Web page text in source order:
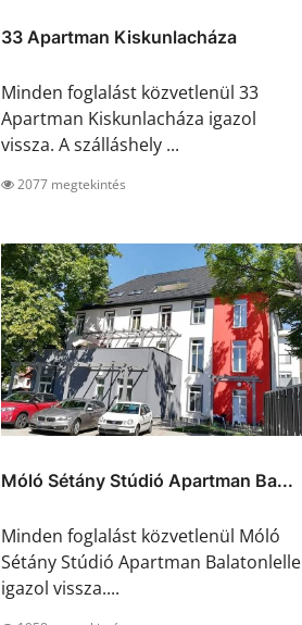
33 Apartman Kiskunlacháza
Minden foglalást közvetlenül 33
Apartman Kiskunlacháza igazol
vissza. A szálláshely ...
2077 megtekintés
Móló Sétány Stúdió Apartman Ba...
Minden foglalást közvetlenül Móló
Sétány Stúdió Apartman Balatonlelle
igazol vissza....